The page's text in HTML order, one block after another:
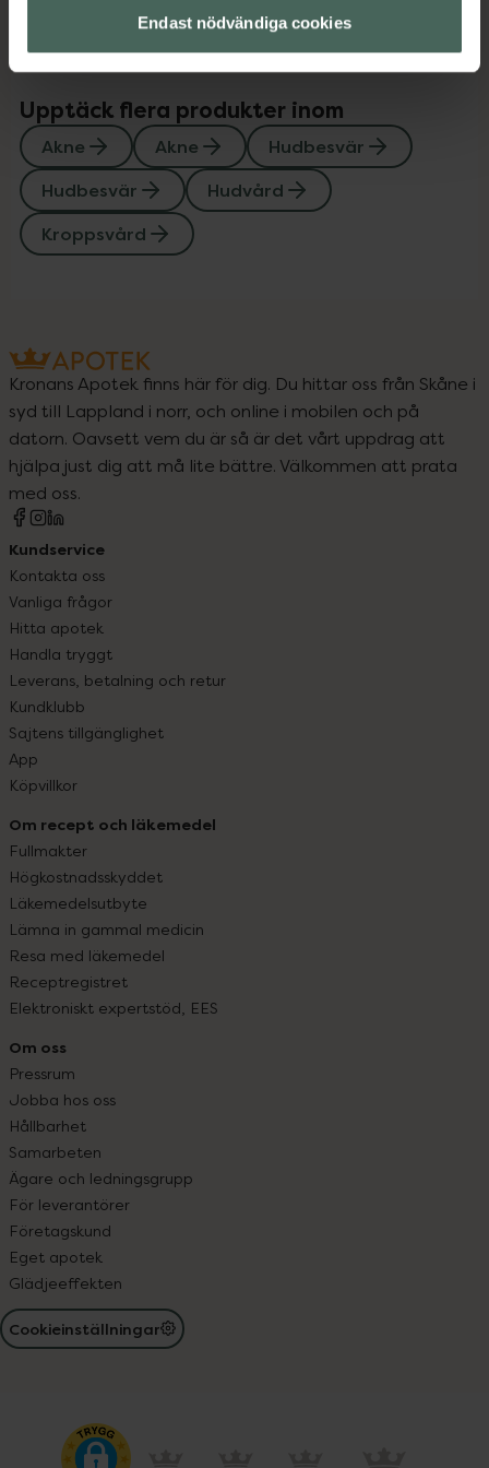
Endast nödvändiga cookies
Upptäck flera produkter inom
Akne Akne
Hudbesvär
Hudbesvär
Hudvård
Kroppsvård
Kronans Apotek finns här för dig. Du hittar oss från Skåne i
syd till Lappland i norr, och online i mobilen och på
datorn. Oavsett vem du är så är det vårt uppdrag att
hjälpa just dig att må lite bättre. Välkommen att prata
med oss.
Kundservice
Kontakta oss
Vanliga frågor
Hitta apotek
Handla tryggt
Leverans, betalning och retur
Kundklubb
Sajtens tillgänglighet
App
Köpvillkor
Om recept och läkemedel
Fullmakter
Högkostnadsskyddet
Läkemedelsutbyte
Lämna in gammal medicin
Resa med läkemedel
Receptregistret
Elektroniskt expertstöd, EES
Om oss
Pressrum
Jobba hos oss
Hållbarhet
Samarbeten
Ägare och ledningsgrupp
För leverantörer
Företagskund
Eget apotek
Glädjeeffekten
Cookieinställningar